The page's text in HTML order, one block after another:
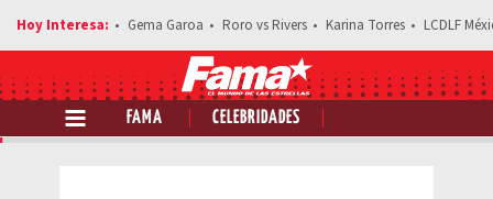
Gema Garoa Roro vs Rivers Karina Torres LCDLF
FAMA CELEBRIDADES
Comparte esta noticia